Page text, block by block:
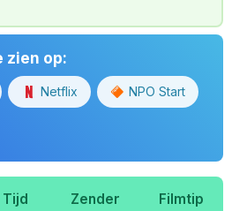
zien op:
Netflix NPO Start
Tijd Zender Filmtip